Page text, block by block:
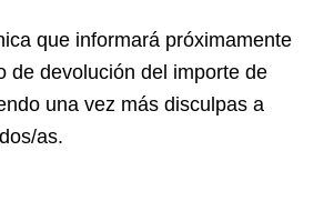
que informará próximamente
de devolución del importe de
una vez más disculpas a
as.